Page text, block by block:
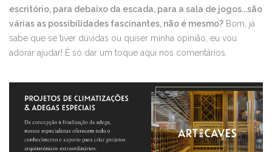
escritório, para debaixo da escada, para a sala de jogos...são
várias as possibilidades fascinantes, não é mesmo? Bom, já
sabe que se tiver dúvidas ou quiser minha opinião, eu vou
adorar ajudar! É só dar um toque aqui nos comentários.